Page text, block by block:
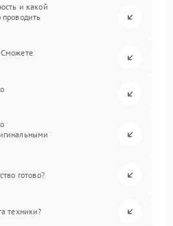
и какой
готово?
техники?